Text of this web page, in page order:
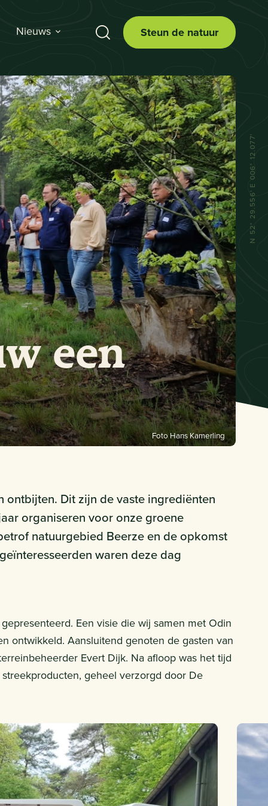
Nieuws Steun de natuur
een
Foto Hans Kamerling
N 52° 29.556' E 006° 12.077'
ontbijten. Dit zijn de vaste ingrediënten
organiseren voor onze groene
natuurgebied Beerze en de opkomst
waren deze dag
Een visie die wij samen met Odin
ontwikkeld. Aansluitend genoten de gasten van
Evert Dijk. Na afloop was het tijd
geheel verzorgd door De